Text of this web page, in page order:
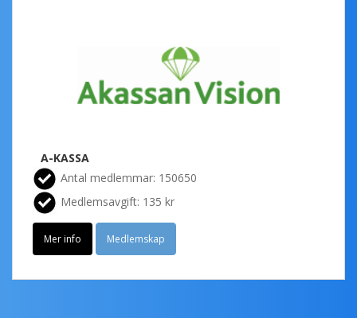
A-KASSA
Antal medlemmar: 150650
Medlemsavgift: 135 kr
Mer info Medlemskap